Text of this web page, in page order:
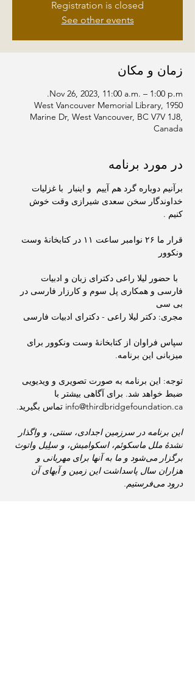
Registration is closed
See other events
زمان و مکان
Nov 26, 2023, 11:00 a.m. – 1:00 p.m.
West Vancouver Memorial Library, 1950
Marine Dr, West Vancouver, BC V7V 1J8,
Canada
در مورد برنامه
برآنیم دوباره گرد هم آییم  و اینبار  با غزلیات
خداوندگار سخن سعدی شیرازی وقت خوش
کنیم .
قرار ما ۲۶ نوامبر ساعت ۱۱ در کتابخانهٔ وست
ونکوور
  با حضور لیلا راعی دکترای زبان و ادبیات
فارسی و همکاری پل سوم و کارزار فارسی در
بی سی
مجری: دکتر لیلا راعی - دکترای ادبیات فارسی
سپاس فراوان از کتابخانهٔ وست ونکوور برای
میزبانی این برنامه.
توجه: این برنامه به صورت تصویری و ویدیویی
ضبط خواهد شد. برای آگاهی بیشتر با
info@thirdbridgefoundation.ca تماس بگیرید.
این برنامه در سرزمین اجدادی، سنتی، و واگذار
نشدهٔ ملل ماسکوئم، اسکوامیش، و سلِیل واتوث
برگزار می‌شود و ما به آنها برای مهربانی و
هزاران سال پاسداشت این زمین و آبهای آن
درود می‌فرستیم.